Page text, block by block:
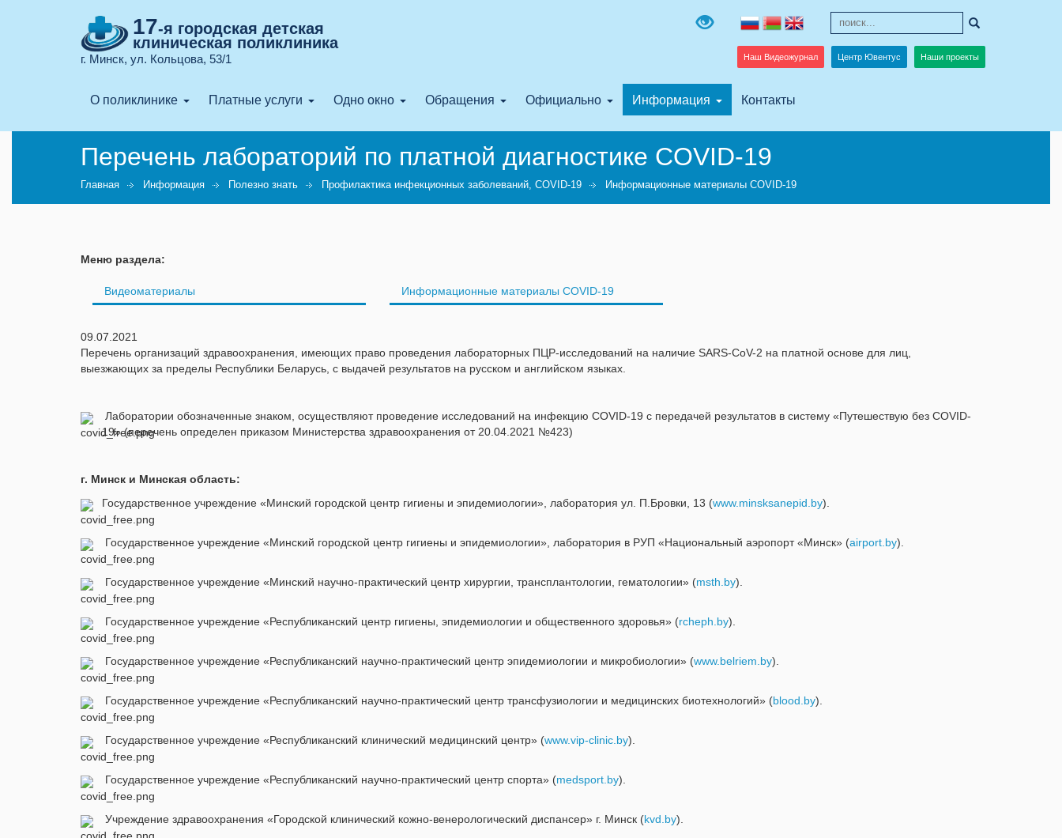
17-я городская детская
клиническая поликлиника
г. Минск, ул. Кольцова, 53/1 Наш Видеожурнал Центр Ювентус Наши проекты
О поликлинике Платные услуги Одно окно Обращения Официально Информация Контакты
Перечень лабораторий по платной диагностике COVID-19
Главная Информация Полезно знать Профилактика инфекционных заболеваний, COVID-19 Информационные материалы COVID-19
Меню раздела:
Видеоматериалы Информационные материалы COVID-19
09.07.2021
Перечень организаций здравоохранения, имеющих право проведения лабораторных ПЦР-исследований на наличие SARS-CoV-2 на платной основе для лиц,
выезжающих за пределы Республики Беларусь, с выдачей результатов на русском и английском языках.
Лаборатории обозначенные знаком, осуществляют проведение исследований на инфекцию COVID-19 с передачей результатов в систему «Путешествую без COVID-
19» (перечень определен приказом Министерства здравоохранения от 20.04.2021 №423)
г. Минск и Минская область:
Государственное учреждение «Минский городской центр гигиены и эпидемиологии», лаборатория ул. П.Бровки, 13 (www.minsksanepid.by).
Государственное учреждение «Минский городской центр гигиены и эпидемиологии», лаборатория в РУП «Национальный аэропорт «Минск» (airport.by).
Государственное учреждение «Минский научно-практический центр хирургии, трансплантологии, гематологии» (msth.by).
Государственное учреждение «Республиканский центр гигиены, эпидемиологии и общественного здоровья» (rcheph.by).
Государственное учреждение «Республиканский научно-практический центр эпидемиологии и микробиологии» (www.belriem.by).
Государственное учреждение «Республиканский научно-практический центр трансфузиологии и медицинских биотехнологий» (blood.by).
Государственное учреждение «Республиканский клинический медицинский центр» (www.vip-clinic.by).
Государственное учреждение «Республиканский научно-практический центр спорта» (medsport.by).
Учреждение здравоохранения «Городской клинический кожно-венерологический диспансер» г. Минск (kvd.by).